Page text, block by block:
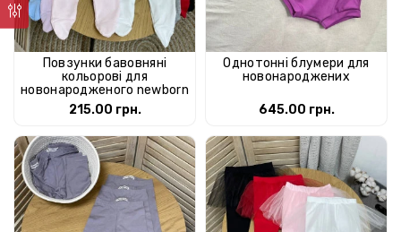
Повзунки бавовняні
кольорові для
новонародженого newborn
215.00 грн.
Однотонні блумери для
новонароджених
645.00 грн.